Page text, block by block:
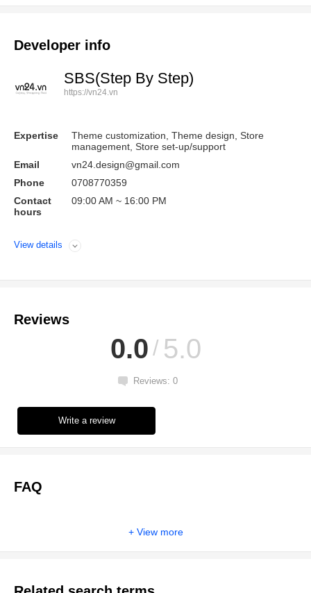
Developer info
SBS(Step By Step)
https://vn24.vn
View details
Expertise
Theme customization, Theme design, Store
management, Store set-up/support
Email
vn24.design@gmail.com
Phone
0708770359
Contact
hours
09:00 AM ~ 16:00 PM
Reviews
0.0 5.0
Reviews: 0
Write a review
FAQ
View more